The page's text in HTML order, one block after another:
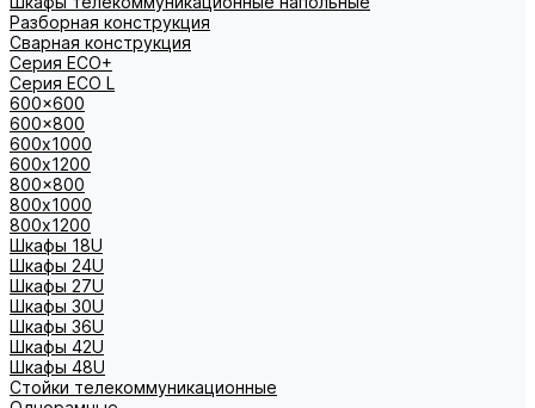
Разборная конструкция
Сварная конструкция
Серия ECO+
Серия ECO L
600x600
600x800
600х1000
600х1200
800x800
800х1000
800х1200
Шкафы 18U
Шкафы 24U
Шкафы 27U
Шкафы 30U
Шкафы 36U
Шкафы 42U
Шкафы 48U
Стойки телекоммуникационные